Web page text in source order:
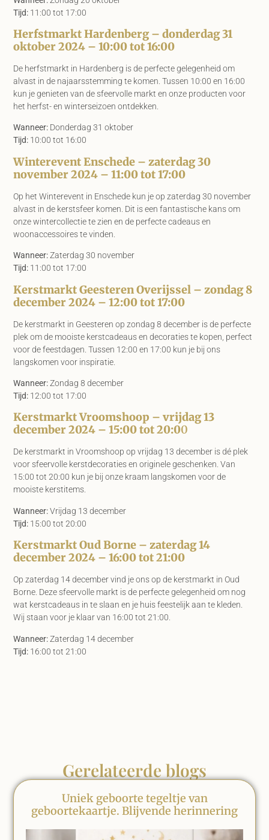
Tijd: 11:00 tot 17:00
Herfstmarkt Hardenberg – donderdag 31
oktober 2024 – 10:00 tot 16:00
De herfstmarkt in Hardenberg is de perfecte gelegenheid om
alvast in de najaarsstemming te komen. Tussen 10:00 en 16:00
kun je genieten van de sfeervolle markt en onze producten voor
het herfst- en winterseizoen ontdekken.
Wanneer: Donderdag 31 oktober
Tijd: 10:00 tot 16:00
Winterevent Enschede – zaterdag 30
november 2024 – 11:00 tot 17:00
Op het Winterevent in Enschede kun je op zaterdag 30 november
alvast in de kerstsfeer komen. Dit is een fantastische kans om
onze wintercollectie te zien en de perfecte cadeaus en
woonaccessoires te vinden.
Wanneer:Zaterdag 30 november
Tijd: 11:00 tot 17:00
Kerstmarkt Geesteren Overijssel – zondag 8
december 2024 – 12:00 tot 17:00
De kerstmarkt in Geesteren op zondag 8 december is de perfecte
plek om de mooiste kerstcadeaus en decoraties te kopen, perfect
voor de feestdagen. Tussen 12:00 en 17:00 kun je bij ons
langskomen voor inspiratie.
Wanneer:Zondag 8 december
Tijd: 12:00 tot 17:00
Kerstmarkt Vroomshoop – vrijdag 13
december 2024 – 15:00 tot 20:00
De kerstmarkt in Vroomshoop op vrijdag 13 december is dé plek
voor sfeervolle kerstdecoraties en originele geschenken. Van
15:00 tot 20:00 kun je bij onze kraam langskomen voor de
mooiste kerstitems.
Wanneer:Vrijdag 13 december
Tijd: 15:00 tot 20:00
Kerstmarkt Oud Borne – zaterdag 14
december 2024 – 16:00 tot 21:00
Op zaterdag 14 december vind je ons op de kerstmarkt in Oud
Borne. Deze sfeervolle markt is de perfecte gelegenheid om nog
wat kerstcadeaus in te slaan en je huis feestelijk aan te kleden.
Wij staan voor je klaar van 16:00 tot 21:00.
Wanneer:Zaterdag 14 december
Tijd: 16:00 tot 21:00
Gerelateerde blogs
Uniek geboorte tegeltje van
geboortekaartje. Blijvende herinnering